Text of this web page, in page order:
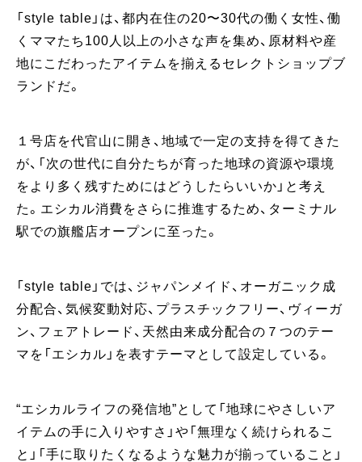
「style table」は、都内在住の20〜30代の働く女性、働
くママたち100人以上の小さな声を集め、原材料や産
地にこだわったアイテムを揃えるセレクトショップブ
ランドだ。
１号店を代官山に開き、地域で一定の支持を得てきた
が、「次の世代に自分たちが育った地球の資源や環境
をより多く残すためにはどうしたらいいか」と考え
た。エシカル消費をさらに推進するため、ターミナル
駅での旗艦店オープンに至った。
「style table」では、ジャパンメイド、オーガニック成
分配合、気候変動対応、プラスチックフリー、ヴィーガ
ン、フェアトレード、天然由来成分配合の７つのテー
マを「エシカル」を表すテーマとして設定している。
“エシカルライフの発信地”として「地球にやさしいア
イテムの手に入りやすさ」や「無理なく続けられるこ
と」「手に取りたくなるような魅力が揃っていること」